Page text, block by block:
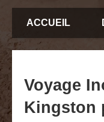
ACCUEIL
Voyage
Kingston